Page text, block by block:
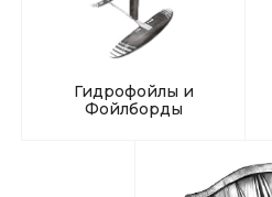
Гидрофойлы и
Фойлборды